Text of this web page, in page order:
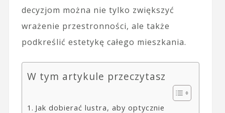
decyzjom można nie tylko zwiększyć
wrażenie przestronności, ale także
podkreślić estetykę całego mieszkania.
W tym artykule przeczytasz
Jak dobierać lustra, aby optycznie